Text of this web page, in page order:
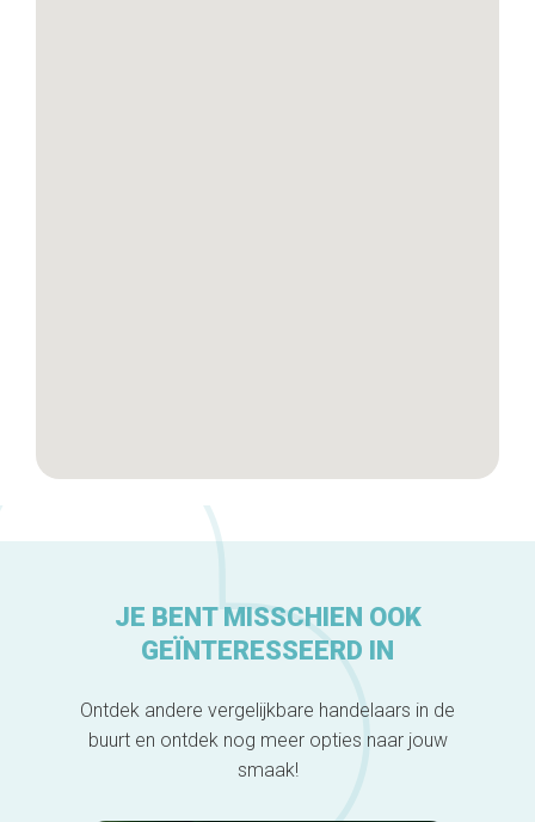
JE BENT MISSCHIEN OOK
GEÏNTERESSEERD IN
Ontdek andere vergelijkbare handelaars in de
buurt en ontdek nog meer opties naar jouw
smaak!